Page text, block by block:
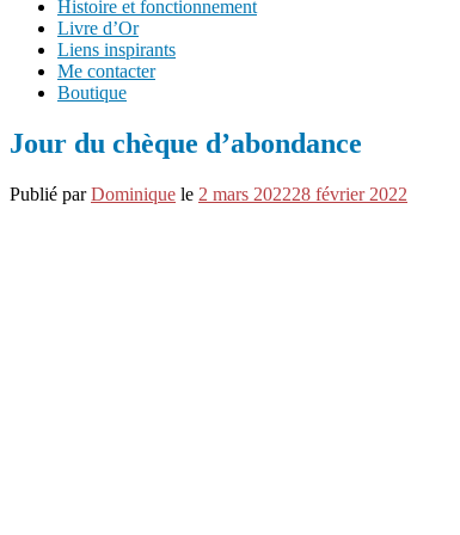
Histoire et fonctionnement
Livre d’Or
Liens inspirants
Me contacter
Boutique
Jour du chèque d’abondance
Publié parDominique le 2 mars 202228 février 2022